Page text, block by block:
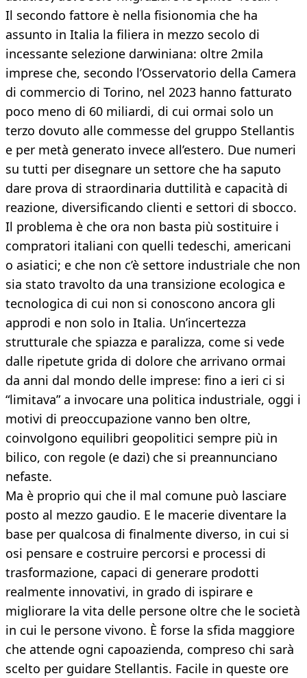
Il secondo fattore è nella fisionomia che ha
assunto in Italia la filiera in mezzo secolo di
incessante selezione darwiniana: oltre 2mila
imprese che, secondo l’Osservatorio della Camera
di commercio di Torino, nel 2023 hanno fatturato
poco meno di 60 miliardi, di cui ormai solo un
terzo dovuto alle commesse del gruppo Stellantis
e per metà generato invece all’estero. Due numeri
su tutti per disegnare un settore che ha saputo
dare prova di straordinaria duttilità e capacità di
reazione, diversificando clienti e settori di sbocco.
Il problema è che ora non basta più sostituire i
compratori italiani con quelli tedeschi, americani
o asiatici; e che non c’è settore industriale che non
sia stato travolto da una transizione ecologica e
tecnologica di cui non si conoscono ancora gli
approdi e non solo in Italia. Un’incertezza
strutturale che spiazza e paralizza, come si vede
dalle ripetute grida di dolore che arrivano ormai
da anni dal mondo delle imprese: fino a ieri ci si
“limitava” a invocare una politica industriale, oggi i
motivi di preoccupazione vanno ben oltre,
coinvolgono equilibri geopolitici sempre più in
bilico, con regole (e dazi) che si preannunciano
nefaste.
Ma è proprio qui che il mal comune può lasciare
posto al mezzo gaudio. E le macerie diventare la
base per qualcosa di finalmente diverso, in cui si
osi pensare e costruire percorsi e processi di
trasformazione, capaci di generare prodotti
realmente innovativi, in grado di ispirare e
migliorare la vita delle persone oltre che le società
in cui le persone vivono. È forse la sfida maggiore
che attende ogni capoazienda, compreso chi sarà
scelto per guidare Stellantis. Facile in queste ore